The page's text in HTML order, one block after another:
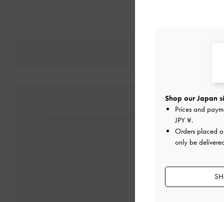
Shop our Japan
Prices and
JPY ¥.
Orders placed
only be